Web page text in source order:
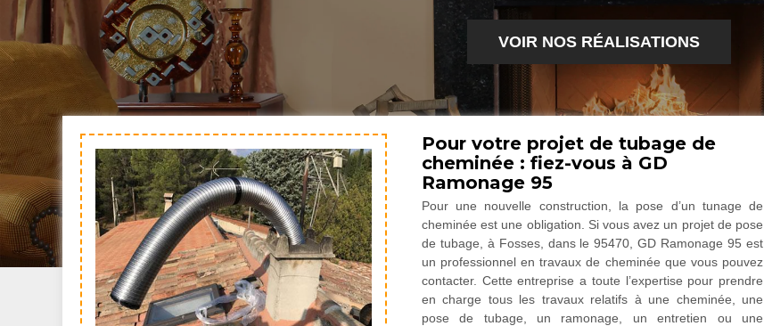
VOIR NOS RÉALISATIONS
Pour votre projet de tubage de
cheminée : fiez-vous à GD
Ramonage 95
Pour une nouvelle construction, la pose d’un tunage de
cheminée est une obligation. Si vous avez un projet de pose
de tubage, à Fosses, dans le 95470, GD Ramonage 95 est
un professionnel en travaux de cheminée que vous pouvez
contacter. Cette entreprise a toute l’expertise pour prendre
en charge tous les travaux relatifs à une cheminée, une
pose de tubage, un ramonage, un entretien ou une